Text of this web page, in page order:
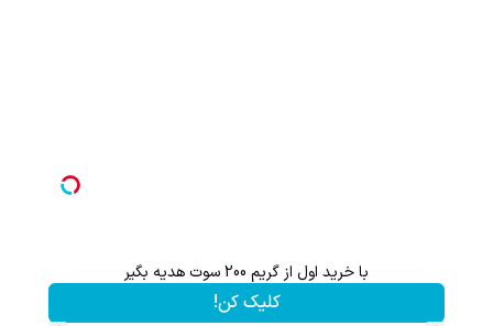
با خرید اول از گریم 200 سوت هدیه بگیر
کلیک کن!